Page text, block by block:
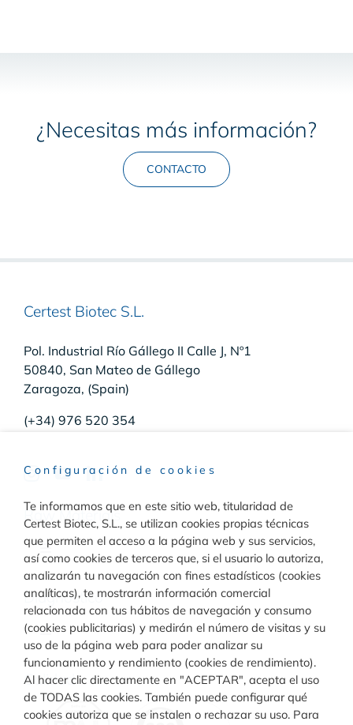
¿Necesitas más información?
CONTACTO
Certest Biotec S.L.
Pol. Industrial Río Gállego II Calle J, Nº1
50840, San Mateo de Gállego
Zaragoza, (Spain)
(+34) 976 520 354
Raw Materials
Toggle
Navigation
Materiales para inmunodiagnóstico
Materiales para diagnóstico molecular
Diagnóstico
Toggle
Navigation
Rapid Test
Calidad
Configuración de cookies
Te informamos que en este sitio web, titularidad de
Certest Biotec, S.L., se utilizan cookies propias técnicas
que permiten el acceso a la página web y sus servicios,
así como cookies de terceros que, si el usuario lo autoriza,
analizarán tu navegación con fines estadísticos (cookies
analíticas), te mostrarán información comercial
relacionada con tus hábitos de navegación y consumo
(cookies publicitarias) y medirán el número de visitas y su
uso de la página web para poder analizar su
funcionamiento y rendimiento (cookies de rendimiento).
Al hacer clic directamente en "ACEPTAR", acepta el uso
de TODAS las cookies. También puede configurar qué
cookies autoriza que se instalen o rechazar su uso. Para